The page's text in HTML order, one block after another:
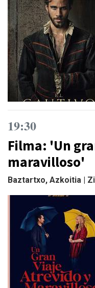
19:30
Filma: 'Un
maravilloso'
Baztartxo, Azkoitia |